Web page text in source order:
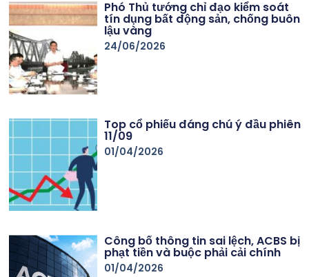
Phó Thủ tướng chỉ đạo kiểm soát
tín dụng bất động sản, chống buôn
lậu vàng
24/06/2026
Top cổ phiếu đáng chú ý đầu phiên
11/09
01/04/2026
Công bố thông tin sai lệch, ACBS bị
phạt tiền và buộc phải cải chính
01/04/2026